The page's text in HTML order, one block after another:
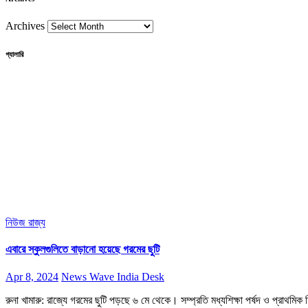
Archives
গ্যালারি
নিউজ রাজ্য
এবারে স্কুলগুলিতে বাড়ানো হয়েছে গরমের ছুটি
Apr 8, 2024 News Wave India Desk
রুনা খামারু: রাজ্যে গরমের ছুটি পড়ছে ৬ মে থেকে। সম্প্রতি মধ্যশিক্ষা পর্ষদ ও প্রাথমিক